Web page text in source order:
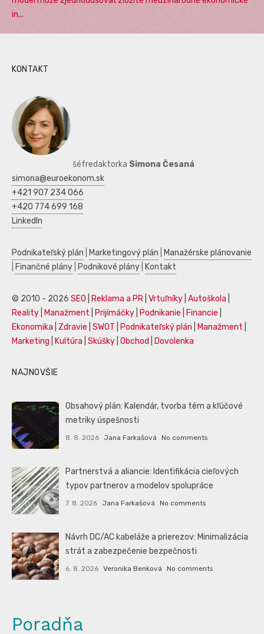
in...
KONTAKT
šéfredaktorka Simona Česaná
simona@euroekonom.sk
+421 907 234 066
+420 774 699 168
LinkedIn
Podnikateľský plán Marketingový plán
Manažérske plánovanie
Finančné plány Podnikové plány Kontakt
© 2010 - 2026 SEO Reklama a PR Vrtuľníky Autoškola
Reality
Manažment Prijímáčky Podnikanie Financie
Ekonomika
Zdravie SWOT Podnikateľský plán Manažment
Marketing
Kultúra Skúšky Obchod Dovolenka
NAJNOVŠIE
Obsahový plán: Kalendár, tvorba tém a kľúčové
metriky úspešnosti
8. 8. 2026 Jana Farkašová No comments
Partnerstvá a aliancie: Identifikácia cieľových
typov partnerov a modelov spolupráce
7. 8. 2026 Jana Farkašová No comments
Návrh DC/AC kabeláže a prierezov: Minimalizácia
strát a zabezpečenie bezpečnosti
6. 8. 2026 Veronika Benková No comments
Poradňa